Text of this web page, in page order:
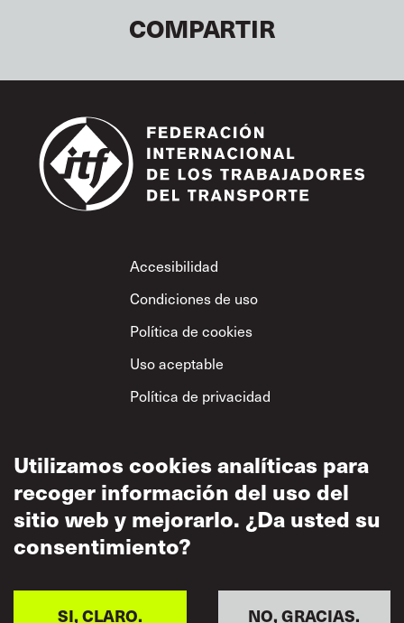
COMPARTIR
Footer
Accesibilidad
Condiciones de uso
Política de cookies
Uso aceptable
Política de privacidad
Utilizamos cookies analíticas para
recoger información del uso del
sitio web y mejorarlo. ¿Da usted su
consentimiento?
NO, GRACIAS.
SI, CLARO.